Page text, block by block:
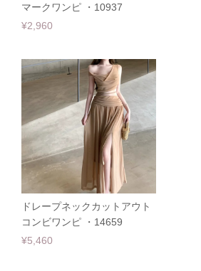
マークワンピ ・10937
¥2,960
ドレープネックカットアウト
コンビワンピ ・14659
¥5,460